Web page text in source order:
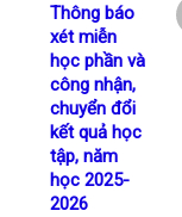
Thông báo
xét miễn
học phần và
công nhận,
chuyển đổi
kết quả học
tập, năm
học 2025-
2026